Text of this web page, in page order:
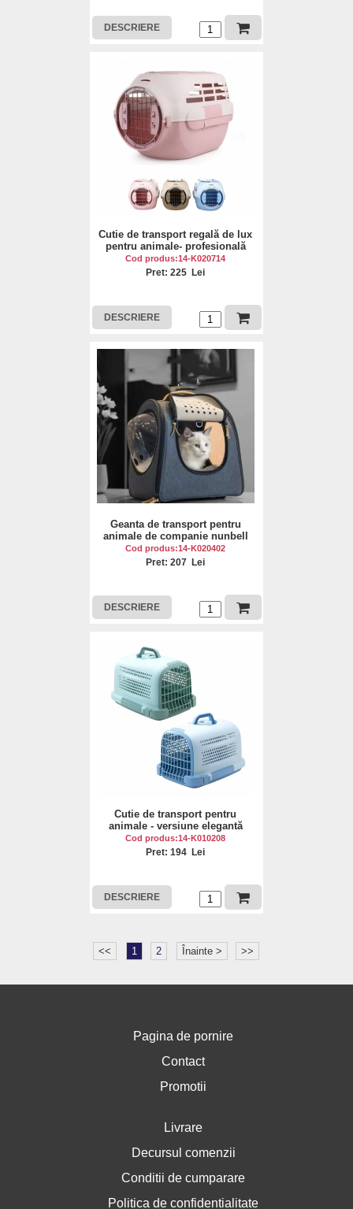
DESCRIERE
Cutie de transport regală de lux
pentru animale- profesională
Cod produs:14-K020714
Pret: 225 Lei
DESCRIERE
Geanta de transport pentru
animale de companie nunbell
Cod produs:14-K020402
Pret: 207 Lei
DESCRIERE
Cutie de transport pentru
animale - versiune elegantă
Cod produs:14-K010208
Pret: 194 Lei
DESCRIERE
<< 1 2 Înainte > >>
Pagina de pornire
Contact
Promotii
Livrare
Decursul comenzii
Conditii de cumparare
Politica de confidentialitate